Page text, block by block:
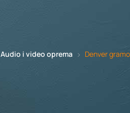
Audio i video oprema Denver